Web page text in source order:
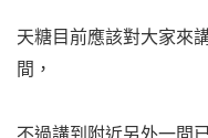
天糖目前應該對大家來
間，
不過講到附近另外一間